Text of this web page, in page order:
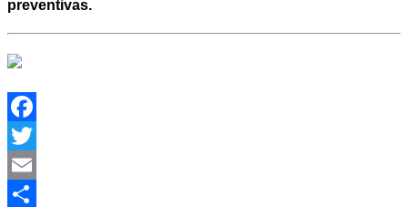
preventivas.
Facebook
Twitter
Email